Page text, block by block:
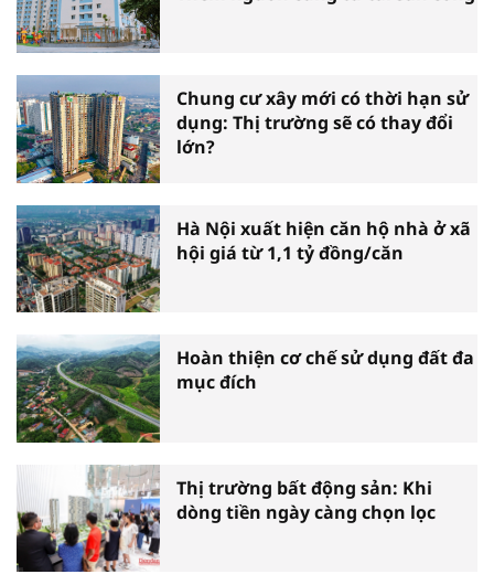
Chung cư xây mới có thời hạn sử
dụng: Thị trường sẽ có thay đổi
lớn?
Hà Nội xuất hiện căn hộ nhà ở xã
hội giá từ 1,1 tỷ đồng/căn
Hoàn thiện cơ chế sử dụng đất đa
mục đích
Thị trường bất động sản: Khi
dòng tiền ngày càng chọn lọc